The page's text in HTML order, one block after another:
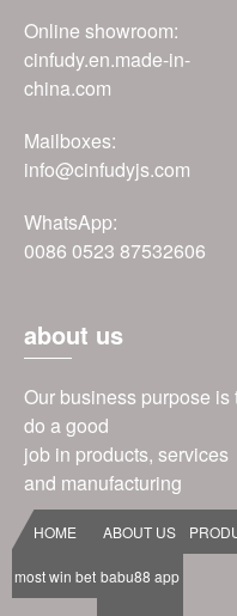
Online showroom:
cinfudy.en.made-in-
china.com
Mailboxes:
info@cinfudyjs.com
WhatsApp:
0086 0523 87532606
about us
Our business purpose is
do a good
job in products, services
and manufacturing
HOME ABOUT US
most win bet babu88 app